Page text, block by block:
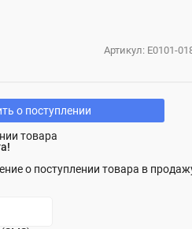
Артикул: Е0101-
о поступлении
товара
о поступлении товара в